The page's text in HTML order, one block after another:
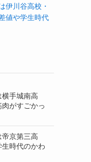
伊川谷高校・
値や学生時代
手城南高
がすごかっ
京第三高
時代のかわ